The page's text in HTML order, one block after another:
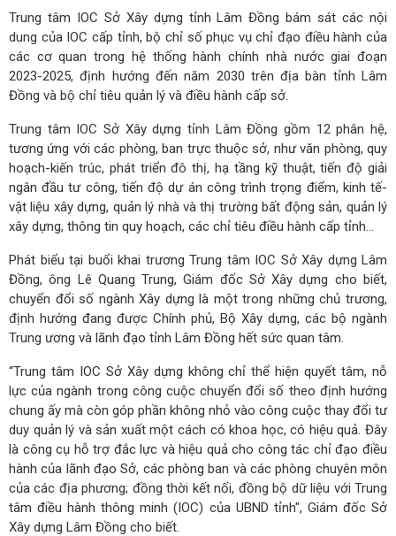
Trung tâm IOC Sở Xây dựng tỉnh Lâm Đồng bám sát các nội
dung của IOC cấp tỉnh, bộ chỉ số phục vụ chỉ đạo điều hành của
các cơ quan trong hệ thống hành chính nhà nước giai đoạn
2023-2025, định hướng đến năm 2030 trên địa bàn tỉnh Lâm
Đồng và bộ chỉ tiêu quản lý và điều hành cấp sở.
Trung tâm IOC Sở Xây dựng tỉnh Lâm Đồng gồm 12 phân hệ,
tương ứng với các phòng, ban trực thuộc sở, như văn phòng, quy
hoạch-kiến trúc, phát triển đô thị, hạ tầng kỹ thuật, tiến độ giải
ngân đầu tư công, tiến độ dự án công trình trọng điểm, kinh tế-
vật liệu xây dựng, quản lý nhà và thị trường bất động sản, quản lý
xây dựng, thông tin quy hoạch, các chỉ tiêu điều hành cấp tỉnh…
Phát biểu tại buổi khai trương Trung tâm IOC Sở Xây dựng Lâm
Đồng, ông Lê Quang Trung, Giám đốc Sở Xây dựng cho biết,
chuyển đổi số ngành Xây dựng là một trong những chủ trương,
định hướng đang được Chính phủ, Bộ Xây dựng, các bộ ngành
Trung ương và lãnh đạo tỉnh Lâm Đồng hết sức quan tâm.
“Trung tâm IOC Sở Xây dựng không chỉ thể hiện quyết tâm, nỗ
lực của ngành trong công cuộc chuyển đổi số theo định hướng
chung ấy mà còn góp phần không nhỏ vào công cuộc thay đổi tư
duy quản lý và sản xuất một cách có khoa học, có hiệu quả. Đây
là công cụ hỗ trợ đắc lực và hiệu quả cho công tác chỉ đạo điều
hành của lãnh đạo Sở, các phòng ban và các phòng chuyên môn
của các địa phương; đồng thời kết nối, đồng bộ dữ liệu với Trung
tâm điều hành thông minh (IOC) của UBND tỉnh", Giám đốc Sở
Xây dựng Lâm Đồng cho biết.